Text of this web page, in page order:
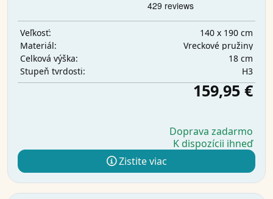
Veľkosť:
140 x 190 cm
Materiál:
Vreckové pružiny
Celková výška:
18 cm
Stupeň tvrdosti:
H3
159,95 €
Doprava zadarmo
K dispozícii ihneď
Zistite viac